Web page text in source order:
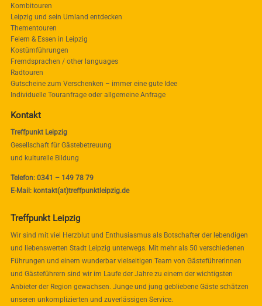
Kombitouren
Leipzig und sein Umland entdecken
Thementouren
Feiern & Essen in Leipzig
Kostümführungen
Fremdsprachen / other languages
Radtouren
Gutscheine zum Verschenken – immer eine gute Idee
Individuelle Touranfrage oder allgemeine Anfrage
Kontakt
Treffpunkt Leipzig
Gesellschaft für Gästebetreuung
und kulturelle Bildung
Telefon: 0341 – 149 78 79
E-Mail: kontakt(at)treffpunktleipzig.de
Treffpunkt Leipzig
Wir sind mit viel Herzblut und Enthusiasmus als Botschafter der lebendigen
und liebenswerten Stadt Leipzig unterwegs. Mit mehr als 50 verschiedenen
Führungen und einem wunderbar vielseitigen Team von Gästeführerinnen
und Gästeführern sind wir im Laufe der Jahre zu einem der wichtigsten
Anbieter der Region gewachsen. Junge und jung gebliebene Gäste schätzen
unseren unkomplizierten und zuverlässigen Service.